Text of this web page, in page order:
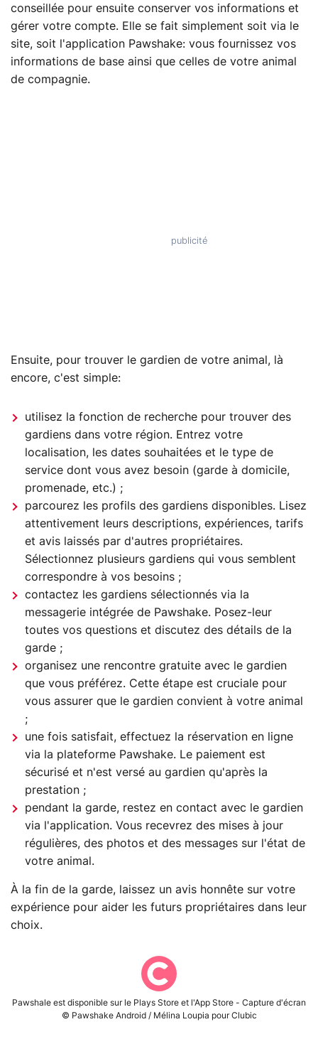
conseillée pour ensuite conserver vos informations et
gérer votre compte. Elle se fait simplement soit via le
site, soit l'application Pawshake: vous fournissez vos
informations de base ainsi que celles de votre animal
de compagnie.
Ensuite, pour trouver le gardien de votre animal, là
encore, c'est simple:
utilisez la fonction de recherche pour trouver des
gardiens dans votre région. Entrez votre
localisation, les dates souhaitées et le type de
service dont vous avez besoin (garde à domicile,
promenade, etc.) ;
parcourez les profils des gardiens disponibles. Lisez
attentivement leurs descriptions, expériences, tarifs
et avis laissés par d'autres propriétaires.
Sélectionnez plusieurs gardiens qui vous semblent
correspondre à vos besoins ;
contactez les gardiens sélectionnés via la
messagerie intégrée de Pawshake. Posez-leur
toutes vos questions et discutez des détails de la
garde ;
organisez une rencontre gratuite avec le gardien
que vous préférez. Cette étape est cruciale pour
vous assurer que le gardien convient à votre animal
;
une fois satisfait, effectuez la réservation en ligne
via la plateforme Pawshake. Le paiement est
sécurisé et n'est versé au gardien qu'après la
prestation ;
pendant la garde, restez en contact avec le gardien
via l'application. Vous recevrez des mises à jour
régulières, des photos et des messages sur l'état de
votre animal.
À la fin de la garde, laissez un avis honnête sur votre
expérience pour aider les futurs propriétaires dans leur
choix.
Pawshale est disponible sur le Plays Store et l'App Store - Capture d'écran
© Pawshake Android / Mélina Loupia pour Clubic